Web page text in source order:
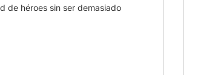
de héroes sin ser demasiado